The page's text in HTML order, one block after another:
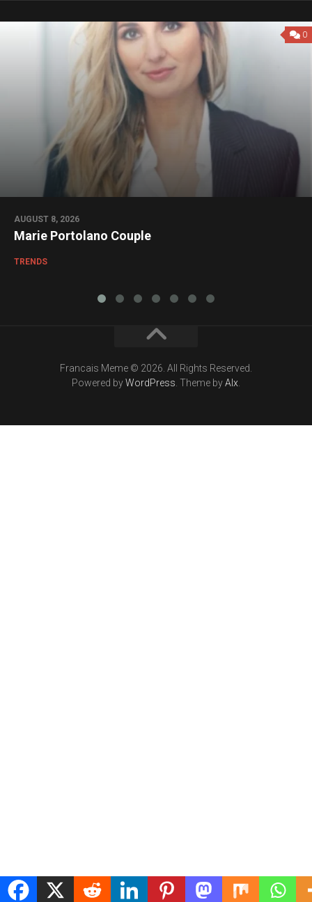
0
AUGUST 8, 2026
Marie Portolano Couple
TRENDS
Francais Meme © 2026. All Rights Reserved.
Powered byWordPress . Theme byAlx